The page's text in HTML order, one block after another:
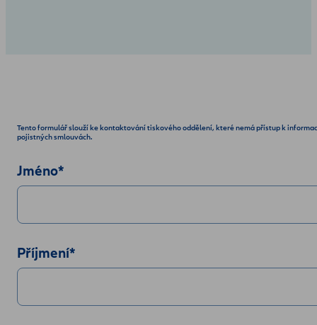
Tento formulář slouží ke kontaktování tiskového oddělení, které nemá přístup k
pojistných smlouvách.
Jméno*
Příjmení*